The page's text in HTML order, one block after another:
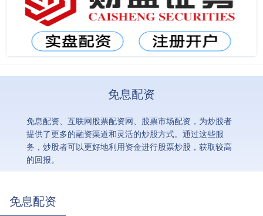
免息配资
免息配资、互联网股票配资网、股票市场配资，为炒股者
提供了更多的融资渠道和灵活的炒股方式。通过这些服
务，炒股者可以更好地利用资金进行股票炒股，获取较高
的回报。
免息配资